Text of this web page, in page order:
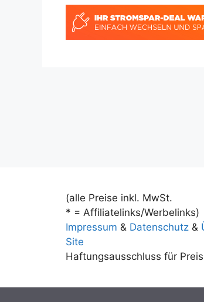
(alle Preise inkl. MwSt.
* = Affiliatelinks/Werbelinks)
Impressum & Datenschutz &
Site
Haftungsausschluss für